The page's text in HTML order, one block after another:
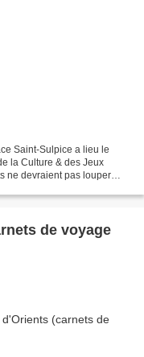
Saint-Sulpice a lieu le
la Culture & des Jeux
ne devraient pas louper
de voyage